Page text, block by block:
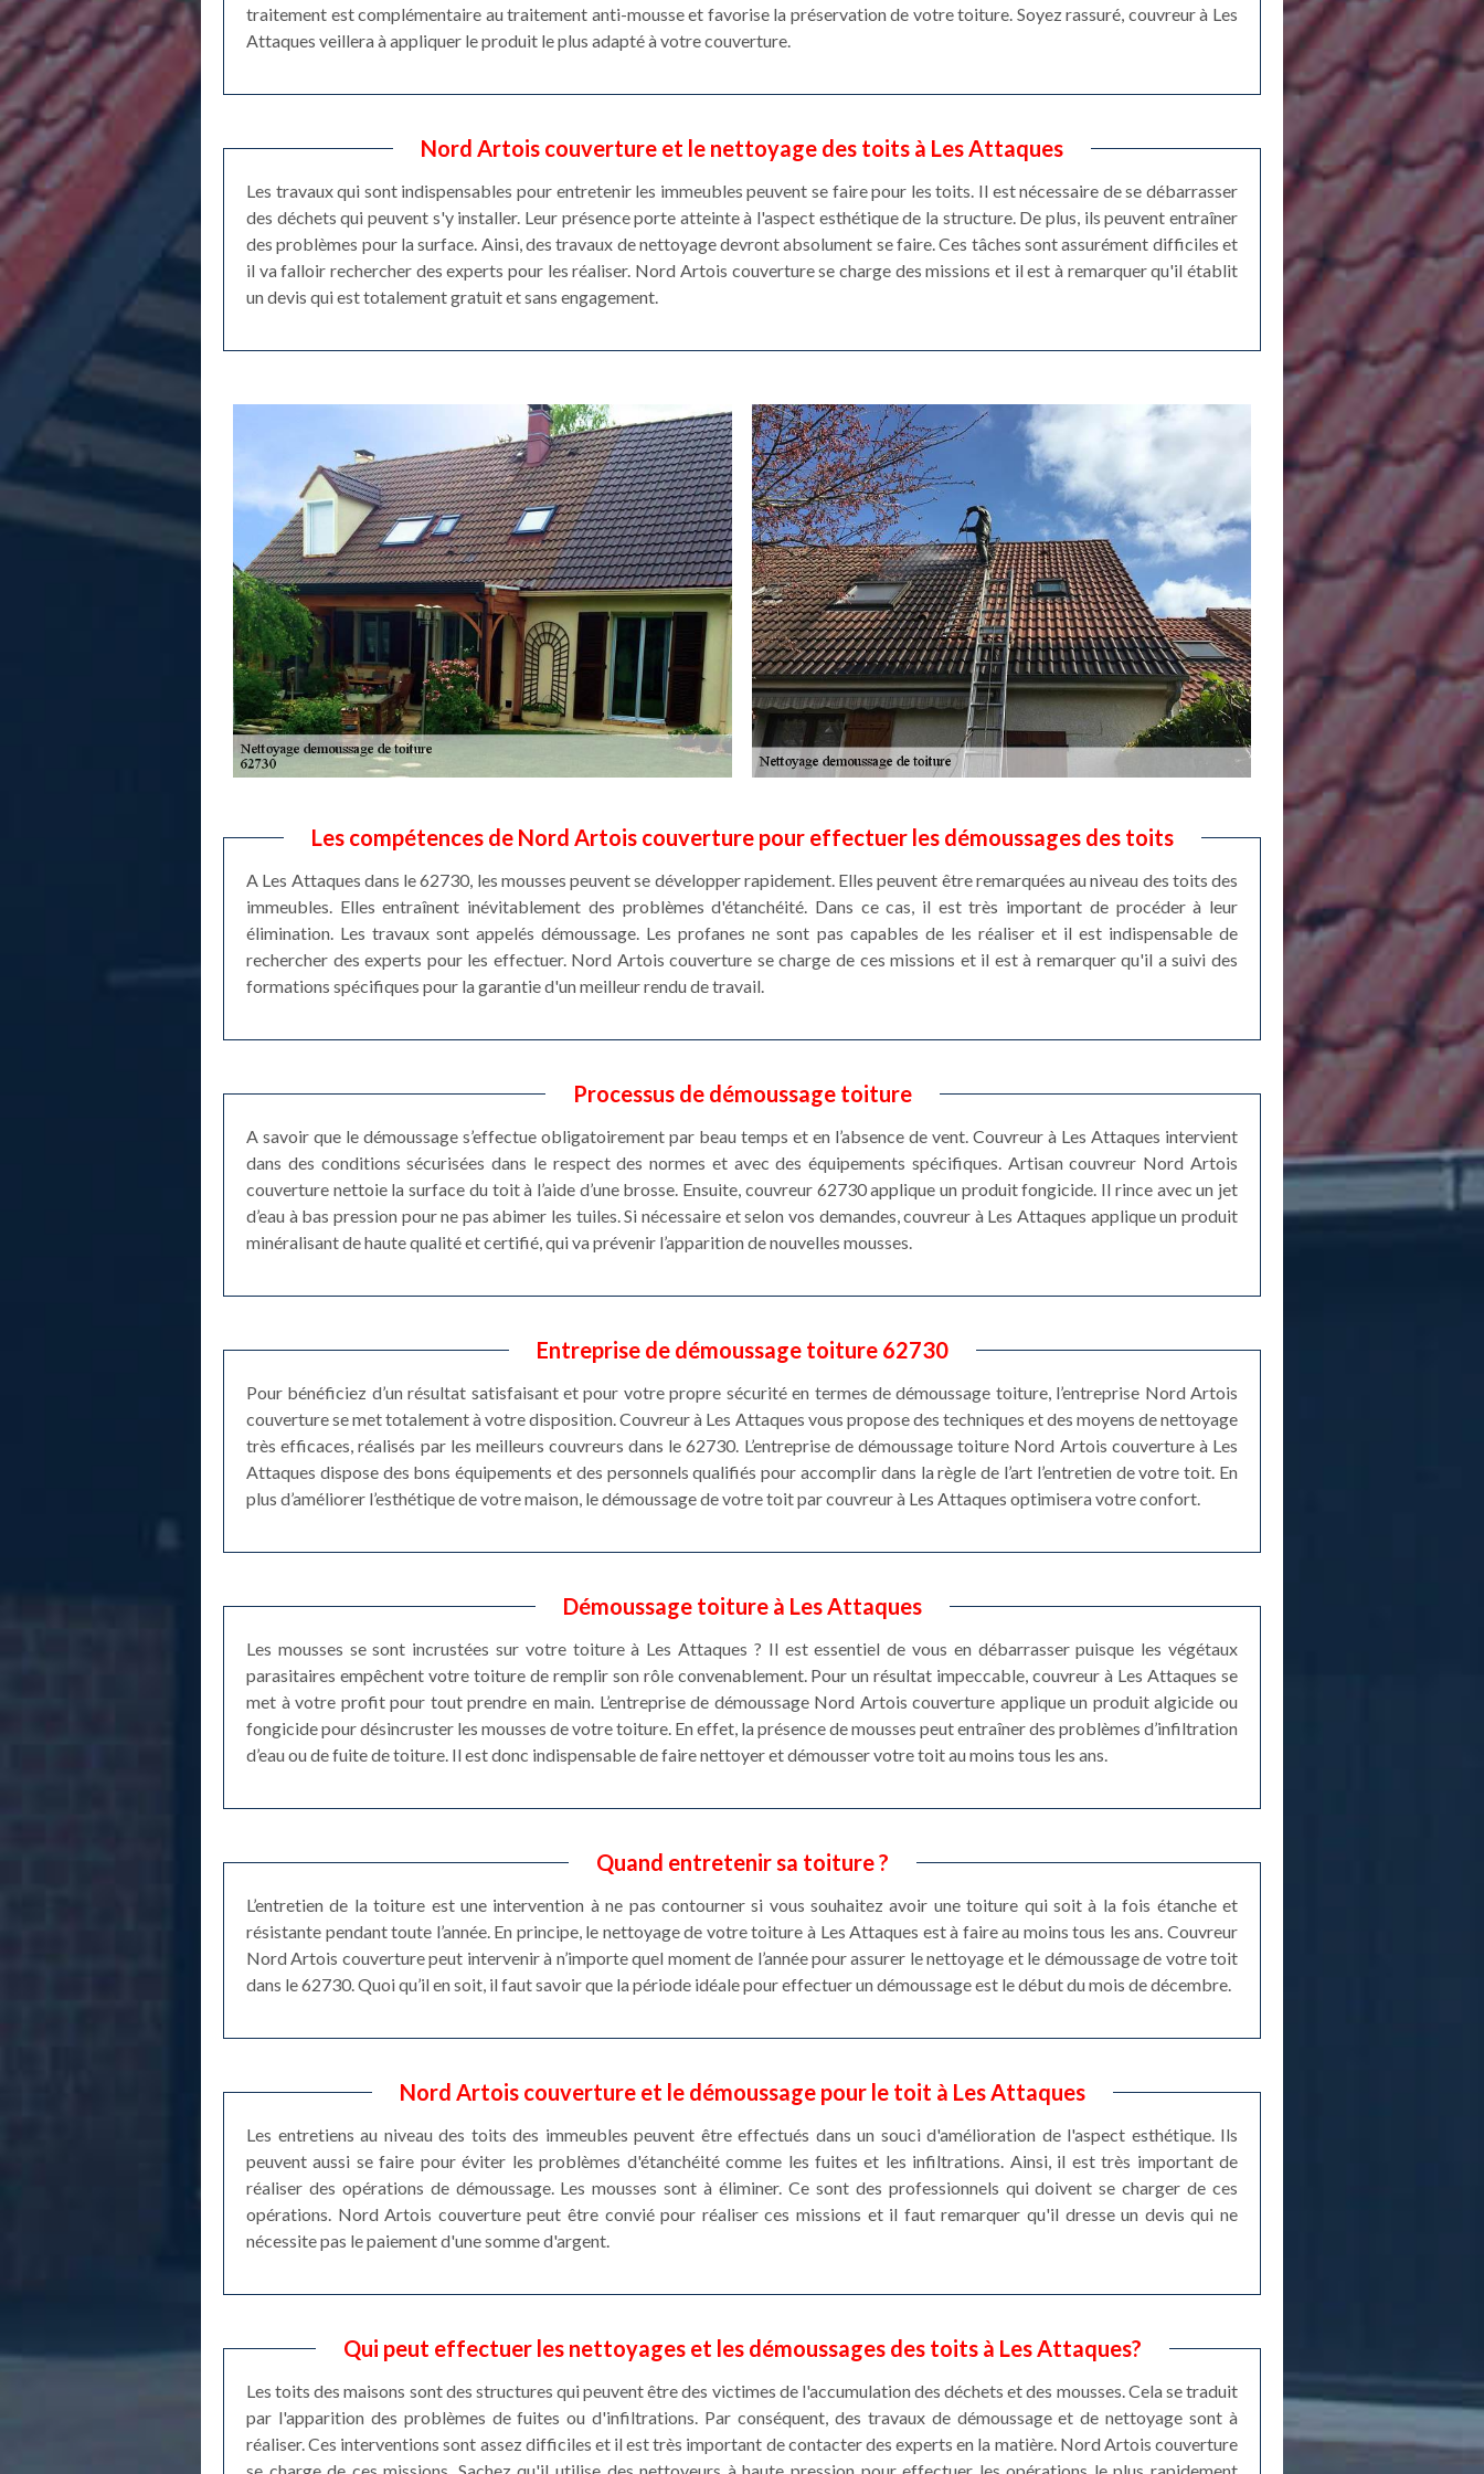
traitement est complémentaire au traitement anti-mousse et favorise la préservation de votre toiture. Soyez rassuré, couvreur à Les
Attaques veillera à appliquer le produit le plus adapté à votre couverture.
Nord Artois couverture et le nettoyage des toits à Les Attaques
Les travaux qui sont indispensables pour entretenir les immeubles peuvent se faire pour les toits. Il est nécessaire de se débarrasser
des déchets qui peuvent s'y installer. Leur présence porte atteinte à l'aspect esthétique de la structure. De plus, ils peuvent entraîner
des problèmes pour la surface. Ainsi, des travaux de nettoyage devront absolument se faire. Ces tâches sont assurément difficiles et
il va falloir rechercher des experts pour les réaliser. Nord Artois couverture se charge des missions et il est à remarquer qu'il établit
un devis qui est totalement gratuit et sans engagement.
Les compétences de Nord Artois couverture pour effectuer les démoussages des toits
A Les Attaques dans le 62730, les mousses peuvent se développer rapidement. Elles peuvent être remarquées au niveau des toits des
immeubles. Elles entraînent inévitablement des problèmes d'étanchéité. Dans ce cas, il est très important de procéder à leur
élimination. Les travaux sont appelés démoussage. Les profanes ne sont pas capables de les réaliser et il est indispensable de
rechercher des experts pour les effectuer. Nord Artois couverture se charge de ces missions et il est à remarquer qu'il a suivi des
formations spécifiques pour la garantie d'un meilleur rendu de travail.
Processus de démoussage toiture
A savoir que le démoussage s’effectue obligatoirement par beau temps et en l’absence de vent. Couvreur à Les Attaques intervient
dans des conditions sécurisées dans le respect des normes et avec des équipements spécifiques. Artisan couvreur Nord Artois
couverture nettoie la surface du toit à l’aide d’une brosse. Ensuite, couvreur 62730 applique un produit fongicide. Il rince avec un jet
d’eau à bas pression pour ne pas abimer les tuiles. Si nécessaire et selon vos demandes, couvreur à Les Attaques applique un produit
minéralisant de haute qualité et certifié, qui va prévenir l’apparition de nouvelles mousses.
Entreprise de démoussage toiture 62730
Pour bénéficiez d’un résultat satisfaisant et pour votre propre sécurité en termes de démoussage toiture, l’entreprise Nord Artois
couverture se met totalement à votre disposition. Couvreur à Les Attaques vous propose des techniques et des moyens de nettoyage
très efficaces, réalisés par les meilleurs couvreurs dans le 62730. L’entreprise de démoussage toiture Nord Artois couverture à Les
Attaques dispose des bons équipements et des personnels qualifiés pour accomplir dans la règle de l’art l’entretien de votre toit. En
plus d’améliorer l’esthétique de votre maison, le démoussage de votre toit par couvreur à Les Attaques optimisera votre confort.
Démoussage toiture à Les Attaques
Les mousses se sont incrustées sur votre toiture à Les Attaques ? Il est essentiel de vous en débarrasser puisque les végétaux
parasitaires empêchent votre toiture de remplir son rôle convenablement. Pour un résultat impeccable, couvreur à Les Attaques se
met à votre profit pour tout prendre en main. L’entreprise de démoussage Nord Artois couverture applique un produit algicide ou
fongicide pour désincruster les mousses de votre toiture. En effet, la présence de mousses peut entraîner des problèmes d’infiltration
d’eau ou de fuite de toiture. Il est donc indispensable de faire nettoyer et démousser votre toit au moins tous les ans.
Quand entretenir sa toiture ?
L’entretien de la toiture est une intervention à ne pas contourner si vous souhaitez avoir une toiture qui soit à la fois étanche et
résistante pendant toute l’année. En principe, le nettoyage de votre toiture à Les Attaques est à faire au moins tous les ans. Couvreur
Nord Artois couverture peut intervenir à n’importe quel moment de l’année pour assurer le nettoyage et le démoussage de votre toit
dans le 62730. Quoi qu’il en soit, il faut savoir que la période idéale pour effectuer un démoussage est le début du mois de décembre.
Nord Artois couverture et le démoussage pour le toit à Les Attaques
Les entretiens au niveau des toits des immeubles peuvent être effectués dans un souci d'amélioration de l'aspect esthétique. Ils
peuvent aussi se faire pour éviter les problèmes d'étanchéité comme les fuites et les infiltrations. Ainsi, il est très important de
réaliser des opérations de démoussage. Les mousses sont à éliminer. Ce sont des professionnels qui doivent se charger de ces
opérations. Nord Artois couverture peut être convié pour réaliser ces missions et il faut remarquer qu'il dresse un devis qui ne
nécessite pas le paiement d'une somme d'argent.
Qui peut effectuer les nettoyages et les démoussages des toits à Les Attaques?
Les toits des maisons sont des structures qui peuvent être des victimes de l'accumulation des déchets et des mousses. Cela se traduit
par l'apparition des problèmes de fuites ou d'infiltrations. Par conséquent, des travaux de démoussage et de nettoyage sont à
réaliser. Ces interventions sont assez difficiles et il est très important de contacter des experts en la matière. Nord Artois couverture